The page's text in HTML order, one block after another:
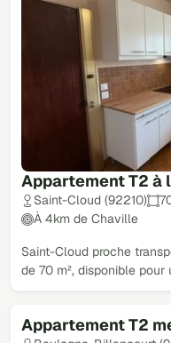
Appartement T2 à
Saint-Cloud (92210)
À 4km de Chaville
Saint-Cloud proche
de 70 m², disponible
Appartement T2